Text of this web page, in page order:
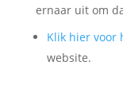
ernaar uit om
Klik hier voor
website.